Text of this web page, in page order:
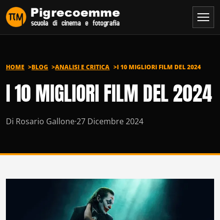
Vai al contenuto
HOME BLOG ANALISI E CRITICA I 10 MIGLIORI FILM DEL 2024
I 10 MIGLIORI FILM DEL 2024
Di Rosario Gallone·27 Dicembre 2024